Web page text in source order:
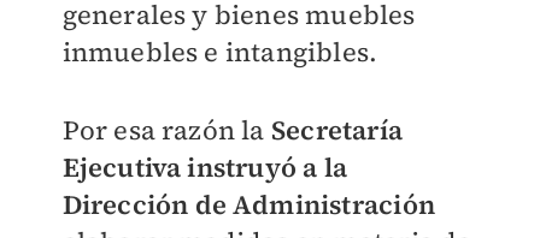
generales y bienes muebles
inmuebles e intangibles.
Por esa razón la Secretaría
Ejecutiva instruyó a la
Dirección de Administración